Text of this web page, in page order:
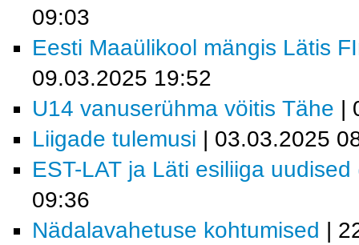
09:03
Eesti Maaülikool mängis Lätis
09.03.2025 19:52
U14 vanuserühma vöitis Tähe |
Liigade tulemusi | 03.03.2025
EST-LAT ja Läti esiliiga
09:36
Nädalavahetuse kohtumised |